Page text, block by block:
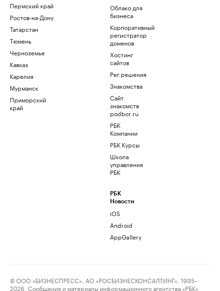
Пермский край
Ростов-на-Дону
Татарстан
Тюмень
Черноземье
Кавказ
Карелия
Мурманск
Приморский
край
Облако для
бизнеса
Корпоративный
регистратор
доменов
Хостинг
сайтов
Рег.решения
Знакомства
Сайт
знакомств
podbor.ru
РБК
Компании
РБК Курсы
Школа
управления
РБК
РБК
Новости
iOS
Android
AppGallery
© ООО «БИЗНЕСПРЕСС», АО «РОСБИЗНЕСКОНСАЛТИНГ», 1995–
2026. Сообщения и материалы информационного агентства «РБК»